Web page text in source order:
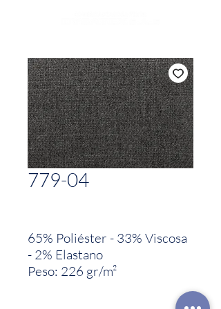
779-04
65% Poliéster - 33% Viscosa
- 2% Elastano
Peso: 226 gr/m²